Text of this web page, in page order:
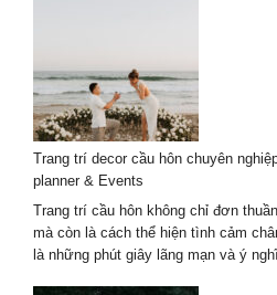
cảnh:
Mẹo
chọn
background
và
ánh
sáng
Trang trí decor cầu hôn chuyên
planner & Events
Trang trí cầu hôn không chỉ đơn
mà còn là cách thể hiện tình cảm
là những phút giây lãng mạn và ý